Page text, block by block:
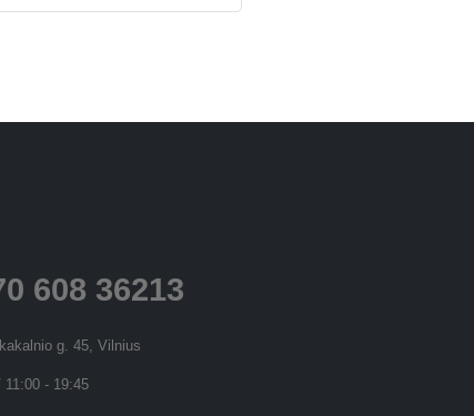
608 36213
g. 45, Vilnius
11:00 - 19:45